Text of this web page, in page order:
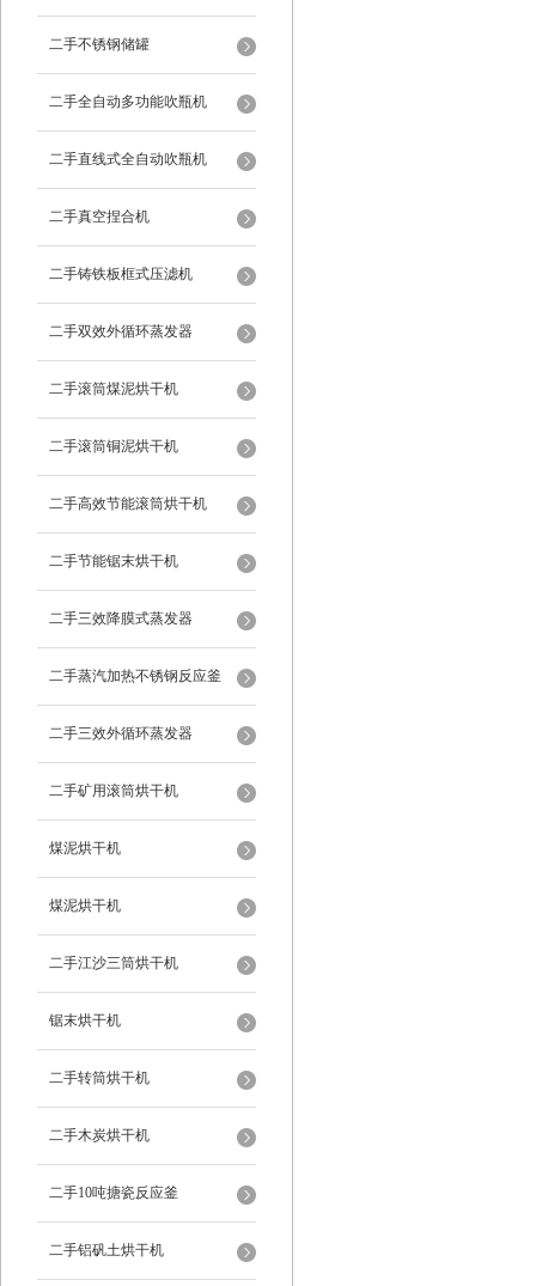
二手不锈钢储罐
二手全自动多功能吹瓶机
二手直线式全自动吹瓶机
二手真空捏合机
二手铸铁板框式压滤机
二手双效外循环蒸发器
二手滚筒煤泥烘干机
二手滚筒铜泥烘干机
二手高效节能滚筒烘干机
二手节能锯末烘干机
二手三效降膜式蒸发器
二手蒸汽加热不锈钢反应釜
二手三效外循环蒸发器
二手矿用滚筒烘干机
煤泥烘干机
煤泥烘干机
二手江沙三筒烘干机
锯末烘干机
二手转筒烘干机
二手木炭烘干机
二手10吨搪瓷反应釜
二手铝矾土烘干机